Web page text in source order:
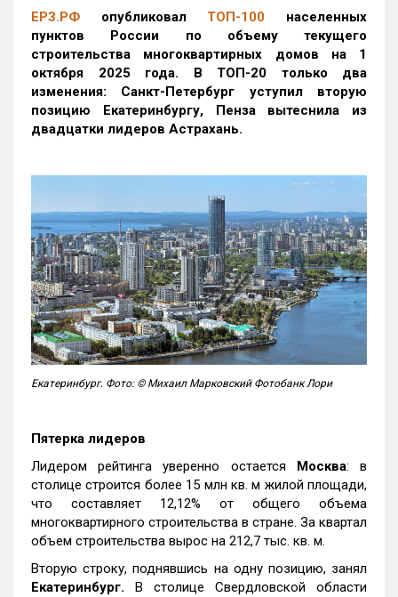
ЕРЗ.РФ опубликовал ТОП-100 населенных
пунктов России по объему текущего
строительства многоквартирных домов на 1
октября 2025 года. В ТОП-20 только два
изменения: Санкт-Петербург уступил вторую
позицию Екатеринбургу, Пенза вытеснила из
двадцатки лидеров Астрахань.
Екатеринбург. Фото: © Михаил Марковский Фотобанк Лори
Пятерка лидеров
Лидером рейтинга уверенно остается Москва: в
столице строится более 15 млн кв. м жилой площади,
что составляет 12,12% от общего объема
многоквартирного строительства в стране. За квартал
объем строительства вырос на 212,7 тыс. кв. м.
Вторую строку, поднявшись на одну позицию, занял
Екатеринбург. В столице Свердловской области